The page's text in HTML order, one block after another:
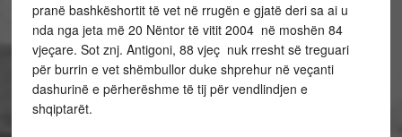
pranë bashkëshortit të vet në rrugën e gjatë deri sa ai u
nda nga jeta më 20 Nëntor të vitit 2004 në moshën 84
vjeçare. Sot znj. Antigoni, 88 vjeç nuk rresht së treguari
për burrin e vet shëmbullor duke shprehur në veçanti
dashurinë e përherëshme të tij për vendlindjen e
shqiptarët.